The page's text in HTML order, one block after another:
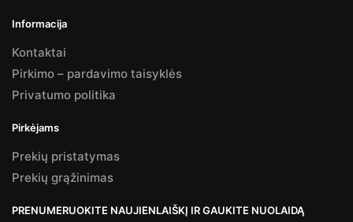
Informacija
Kontaktai
Pirkimo – pardavimo taisyklės
Privatumo politika
Pirkėjams
Prekių pristatymas
Prekių grąžinimas
PRENUMERUOKITE NAUJIENLAIŠKĮ IR GAUKITE NUOLAIDĄ